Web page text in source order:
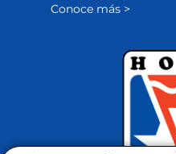
Conoce más >